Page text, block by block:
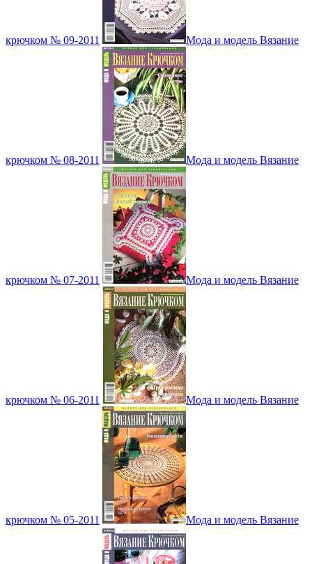
крючком № 09-2011 Мода и модель Вязание
крючком № 08-2011 Мода и модель Вязание
крючком № 07-2011 Мода и модель Вязание
крючком № 06-2011 Мода и модель Вязание
крючком № 05-2011 Мода и модель Вязание